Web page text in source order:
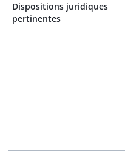
Dispositions juridiques
pertinentes